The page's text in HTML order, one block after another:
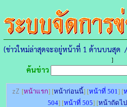
(ข่าวใหม่ล่าสุดจะอยู่หน้าที่ 1 ด้านบนสุด
]
ค้นข่าว
zZ [หน้าแรก] [หน้าก่อนนี้] [หน้าที่ 501] [
504] [หน้าที่ 505] [หน้าถัดไป